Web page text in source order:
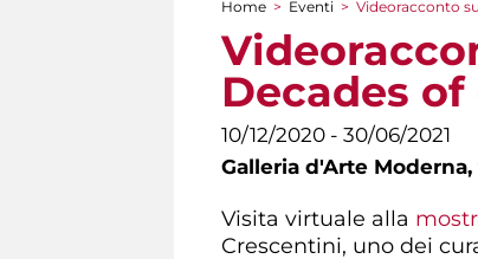
Tu sei qui
Home > Eventi > Videoracconto
Decades
10/12/2020 - 30/06/2021
Galleria d'Arte Moderna,
Visita virtuale alla
Crescentini, uno dei